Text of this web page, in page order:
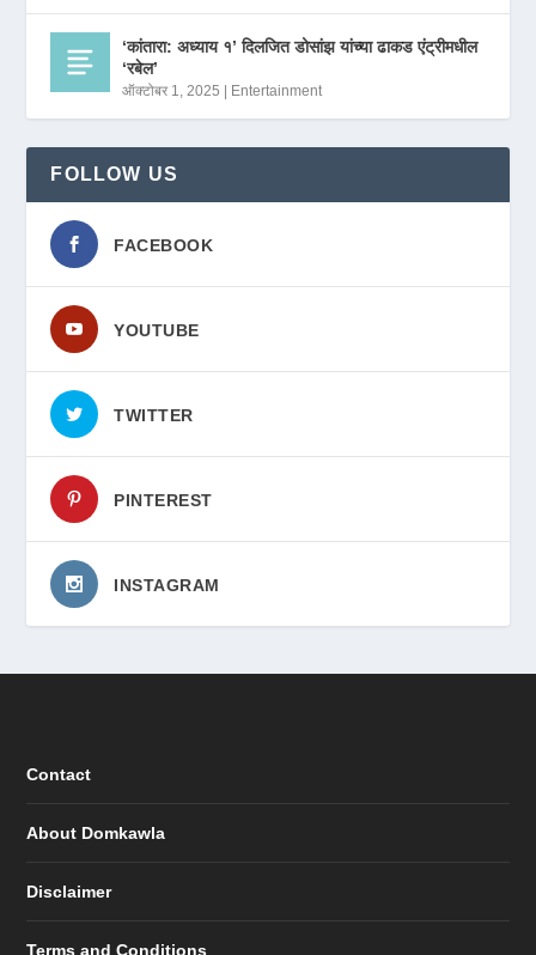
‘कांतारा: अध्याय १’ दिलजित डोसांझ यांच्या ढाकड एंट्रीमधील
‘रबेल’
ऑक्टोबर 1, 2025 | Entertainment
FOLLOW US
FACEBOOK
YOUTUBE
TWITTER
PINTEREST
INSTAGRAM
Contact
About Domkawla
Disclaimer
Terms and Conditions